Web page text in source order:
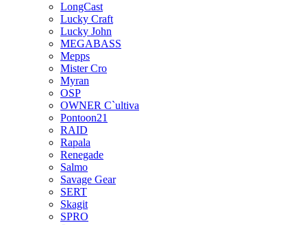
LongCast
Lucky Craft
Lucky John
MEGABASS
Mepps
Mister Cro
Myran
OSP
OWNER C`ultiva
Pontoon21
RAID
Rapala
Renegade
Salmo
Savage Gear
SERT
Skagit
SPRO